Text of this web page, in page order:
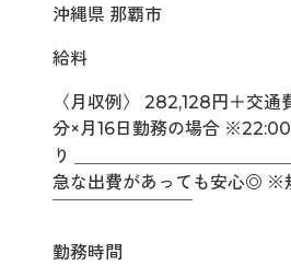
沖縄県 那覇市
給料
〈月収例〉 282,128円＋交
分×月16日勤務の場合
り ＿＿＿＿＿＿＿＿＿＿＿
急な出費があっても安心◎ ※
勤務時間